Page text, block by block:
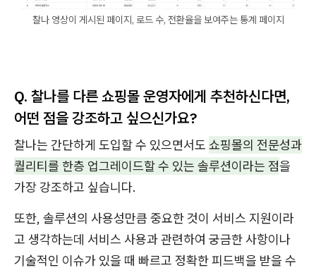
찰나 영상이 게시된 페이지, 로드 수, 전환율을 보여주는 통계 페이지
Q. 찰나를 다른 쇼핑몰 운영자에게 추천하신다면,
어떤 점을 강조하고 싶으신가요?
찰나는 간단하게 도입할 수 있으면서도 쇼핑몰의 전문성과
퀄리티를 한층 업그레이드할 수 있는 솔루션이라는 점을
가장 강조하고 싶습니다.
또한, 솔루션의 사용성만큼 중요한 것이 서비스 지원이라
고 생각하는데 서비스 사용과 관련하여 궁금한 사항이나
기술적인 이슈가 있을 때 빠르고 정확한 피드백을 받을 수